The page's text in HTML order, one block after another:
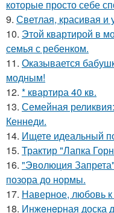
которые просто себе
9. Светлая, красивая и
10. Этой квартирой в
семья с ребенком.
11. Оказывается
модным!
12. * квартира 40 кв.
13. Семейная
Кеннеди.
14. Ищете идеальный
15. Трактир "Лапка
16. "Эволюция
позора до нормы.
17. Наверное, любовь
18. Инжeнepная доска